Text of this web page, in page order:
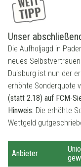
Unser
Die Aufholjagd in
neues
Duisburg ist nun der
erhöhte Sonderquote
(statt 2.18) auf FCM-
Hinweis: Die erhöhte
Wettgeld
Anbieter